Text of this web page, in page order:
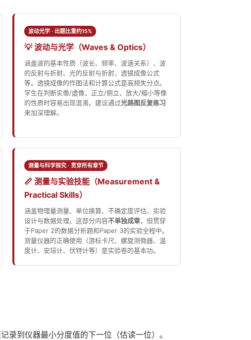
波动光学 · 出题比重约15%
💡 波动与光学（Waves & Optics）
涵盖波的基本性质（波长、频率、波速关系）、波
的反射与折射、光的反射与折射、透镜成像公式
等。透镜成像的作图法和计算公式是高频失分点。
学生在判断实像/虚像、正立/倒立、放大/缩小等像
的性质时容易出现混淆。建议通过光路图反复练习
来加深理解。
测量与科学探究 · 贯穿所有章节
📏 测量与实验技能（Measurement &
Practical Skills）
涵盖物理量测量、单位换算、不确定度评估、实验
设计与数据处理。这部分内容不单独成章，但贯穿
于Paper 2的数据分析题和Paper 3的实验全程中。
测量仪器的正确使用（游标卡尺、螺旋测微器、温
度计、安培计、伏特计等）是实验卷的基本功。
录到仪器最小分度值的下一位（估读一位）。